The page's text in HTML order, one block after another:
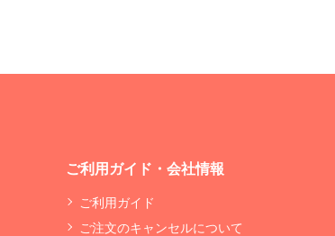
ご利用ガイド・会社情報
ご利用ガイド
ご注文のキャンセルについて